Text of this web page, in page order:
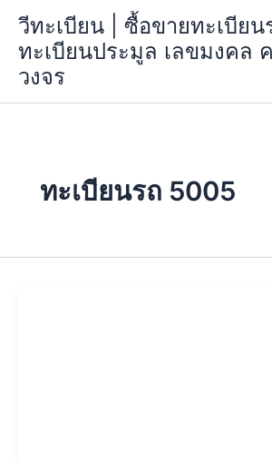
content
วีทะเบียน | ซื้อขายทะเบียน
ทะเบียนประมูล เลขมงคล
วงจร
ทะเบียนรถ 5005